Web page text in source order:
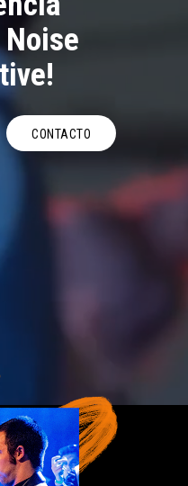
CONTACTO